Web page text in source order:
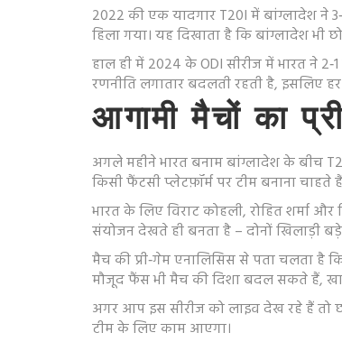
2022 की एक यादगार T20I में बांग्लादेश
हिला गया। यह दिखाता है कि बांग्लादेश भी
हाल ही में 2024 के ODI सीरीज में भारत ने
रणनीति लगातार बदलती रहती है, इसलिए
आगामी मैचों का
अगले महीने भारत बनाम बांग्लादेश के बीच
किसी फैंटसी प्लेटफ़ॉर्म पर टीम बनाना
भारत के लिए विराट कोहली, रोहित शर्मा
संयोजन देखते ही बनता है – दोनों खिलाड़ी
मैच की प्री‑गेम एनालिसिस से पता चलता है
मौजूद फैंस भी मैच की दिशा बदल सकते हैं,
अगर आप इस सीरीज को लाइव देख रहे हैं तो
टीम के लिए काम आएगा।